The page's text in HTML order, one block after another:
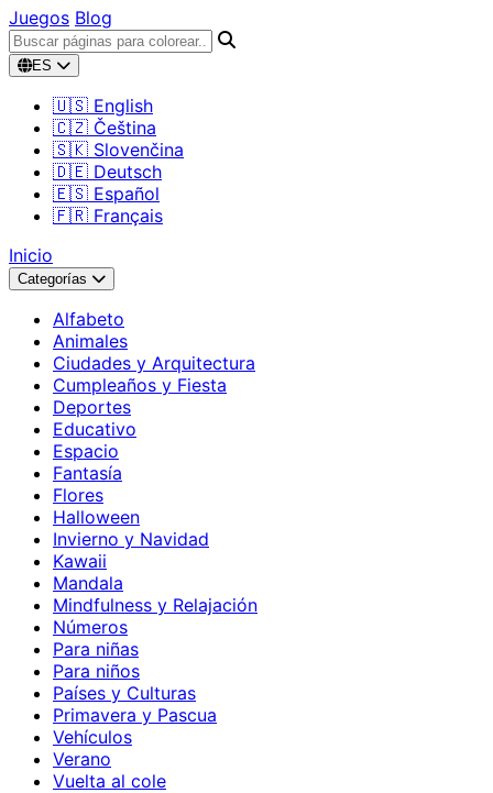
Juegos Blog
ES
🇺🇸 English
🇨🇿 Čeština
🇸🇰 Slovenčina
🇩🇪 Deutsch
🇪🇸 Español
🇫🇷 Français
Inicio
Categorías
Alfabeto
Animales
Ciudades y Arquitectura
Cumpleaños y Fiesta
Deportes
Educativo
Espacio
Fantasía
Flores
Halloween
Invierno y Navidad
Kawaii
Mandala
Mindfulness y Relajación
Números
Para niñas
Para niños
Países y Culturas
Primavera y Pascua
Vehículos
Verano
Vuelta al cole